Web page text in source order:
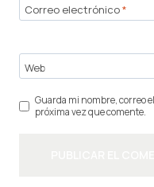
Correo electrónico*
Web
Guarda mi nombre, correo
próxima vez que comente.